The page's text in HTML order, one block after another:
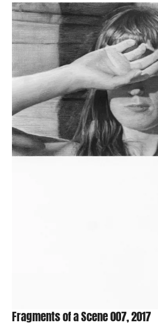
Fragments of a Scene 007, 2017